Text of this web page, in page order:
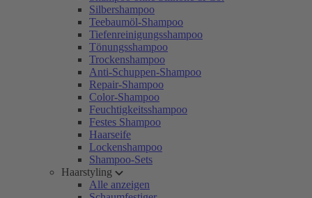
Silbershampoo
Teebaumöl-Shampoo
Tiefenreinigungsshampoo
Tönungsshampoo
Trockenshampoo
Anti-Schuppen-Shampoo
Repair-Shampoo
Color-Shampoo
Feuchtigkeitsshampoo
Festes Shampoo
Haarseife
Lockenshampoo
Shampoo-Sets
Haarstyling
Alle anzeigen